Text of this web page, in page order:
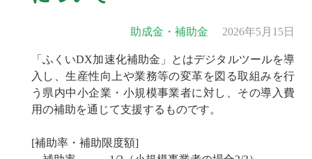
助成金・補助金 2026年5月15日
「ふくいDX加速化補助金」とはデジタルツールを導
入し、生産性向上や業務等の変革を図る取組みを行
う県内中小企業・小規模事業者に対し、その導入費
用の補助を通じて支援するものです。
[補助率・補助限度額]